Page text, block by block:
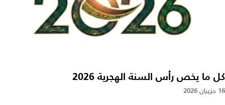
كل ما يخص رأس السنة الهجرية 2026
16 حزيران 2026